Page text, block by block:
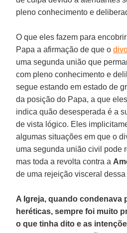
pleno conhecimento e
O que eles fazem para
Papa a afirmação de que o
uma segunda união que
com pleno conhecimento e
segue estando em estado de
da posição do Papa, a que
indica quão desesperada é a
de vista lógico. Eles
algumas situações em que o
uma segunda união civil pode
mas toda a revolta contra a
de uma rejeição visceral
A Igreja, quando condenava
heréticas, sempre foi muito
o que tinha dito e as